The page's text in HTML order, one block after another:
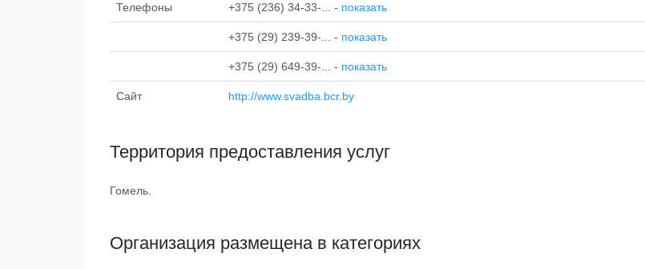
Телефоны +375 (236) 34-33-... - показать
+375 (29) 239-39-... - показать
+375 (29) 649-39-... - показать
Сайт http://www.svadba.bcr.by
Территория предоставления услуг
Гомель.
Организация размещена в категориях